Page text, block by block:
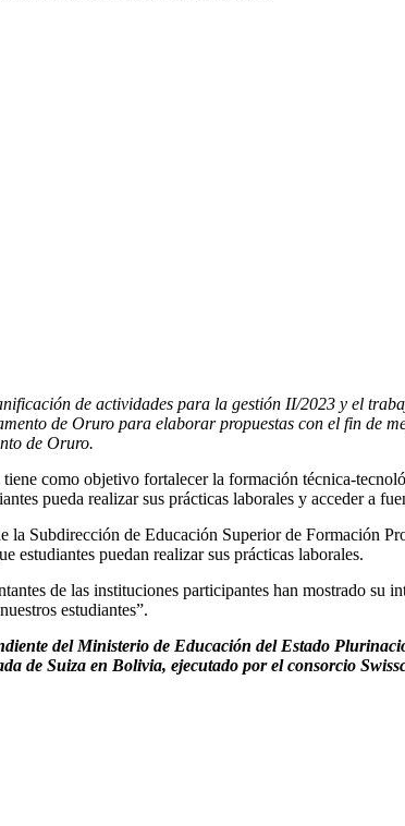
de actividades para la gestión II/2023 y el
de Oruro para elaborar propuestas con el fin de
de Oruro.
como objetivo fortalecer la formación técnica-
pueda realizar sus prácticas laborales y acceder a
Subdirección de Educación Superior de Formación
estudiantes puedan realizar sus prácticas laborales.
de las instituciones participantes han mostrado su
estudiantes”.
del Ministerio de Educación del Estado
de Suiza en Bolivia, ejecutado por el consorcio